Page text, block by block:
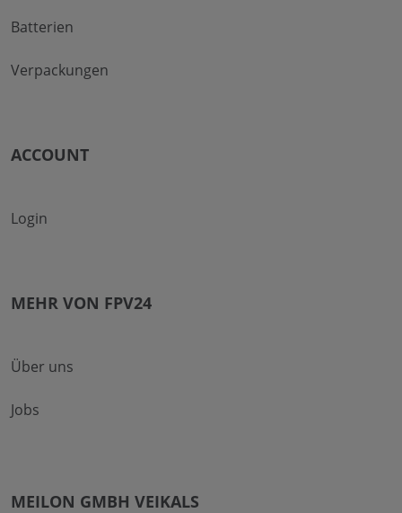
Batterien
Verpackungen
ACCOUNT
Login
MEHR VON FPV24
Über uns
Jobs
MEILON GMBH VEIKALS